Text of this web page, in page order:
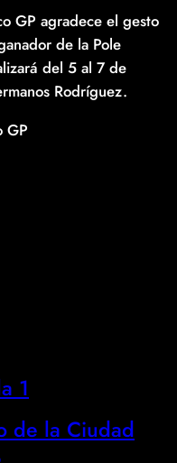
GP agradece el gesto
de la Pole
del 5 al 7 de
Rodríguez.
GP
1
de la Ciudad